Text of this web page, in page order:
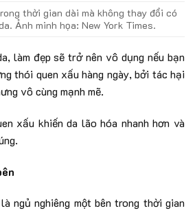
thời gian dài mà không thay đổi có
Ảnh minh họa: New York Times.
làm đẹp sẽ trở nên vô dụng nếu bạn
thói quen xấu hàng ngày, bởi tác hại
vô cùng mạnh mẽ.
xấu khiến da lão hóa nhanh hơn và
ngủ nghiêng một bên trong thời gian